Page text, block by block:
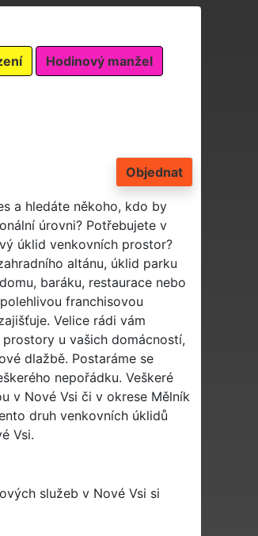
Hodinový manžel
Objednat
a hledáte někoho, kdo by
úrovni? Potřebujete v
úklid venkovních prostor?
altánu, úklid parku
baráku, restaurace nebo
franchisovou
Velice rádi vám
u vašich domácností,
dlažbě. Postaráme se
nepořádku. Veškeré
v Nové Vsi či v okrese Mělník
druh venkovních úklidů
Vsi.
služeb v Nové Vsi si